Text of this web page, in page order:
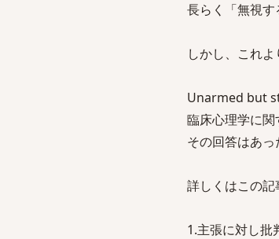
長らく「無視す
しかし、これ
Unarmed but
臨床心理学に
その回答はあっ
詳しくはこの
1.主張に対し批